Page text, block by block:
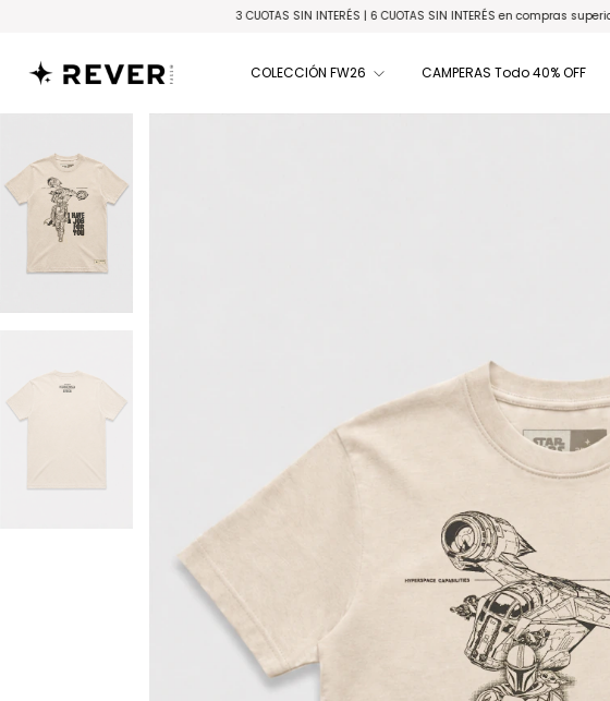
3 CUOTAS SIN INTERÉS | 6 CUOTAS SIN INTERÉS en compras superiores a $150.000
COLECCIÓN FW26 CAMPERAS Todo 40% OFF